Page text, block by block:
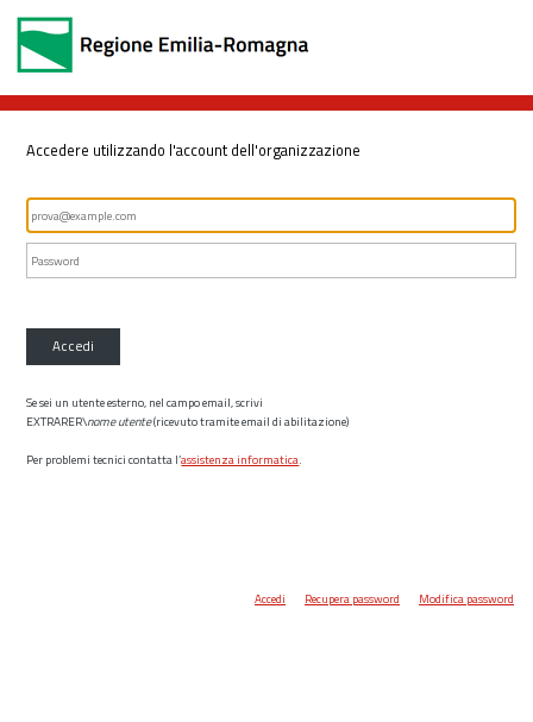
Accedere utilizzando l'account dell'organizzazione
Accedi
Se sei un utente esterno, nel campo email, scrivi
EXTRARER\nome utente(ricevuto tramite email di abilitazione)
Per problemi tecnici contatta l’assistenza informatica.
Accedi Recupera password Modifica password